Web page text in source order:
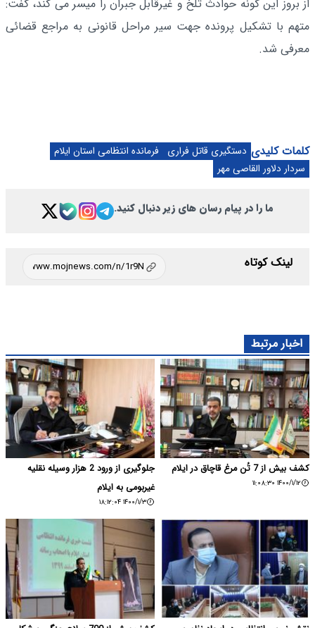
از بروز این گونه حوادث تلخ و غیرقابل جبران را میسر می کند، گفت:
متهم با تشکیل پرونده جهت سیر مراحل قانونی به مراجع قضائی
معرفی شد.
کلمات کلیدی دستگیری قاتل فراری
فرمانده انتظامی استان ایلام
سردار دلاور القاصی مهر
ما را در پیام رسان های زیر دنبال کنید.
لینک کوتاه
اخبار مرتبط
کشف بیش از 7 تُن مرغ قاچاق در ایلام
۱۴۰۰/۱/۱۲ ۱۱:۰۸:۳۰
جلوگیری از ورود 2 هزار وسیله نقلیه
غیربومی به ایلام
۱۴۰۰/۱/۳ ۱۸:۱۲:۰۴